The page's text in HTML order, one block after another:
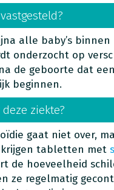
alle baby’s
onderzocht op
de geboorte dat
beginnen.
ziekte?
gaat niet over,
tabletten met
de hoeveelheid
ze regelmatig